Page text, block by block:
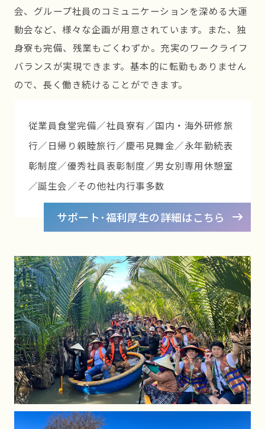
会、グループ社員のコミュニケーションを深める大運
動会など、様々な企画が用意されています。また、独
身寮も完備、残業もごくわずか。充実のワークライフ
バランスが実現できます。基本的に転勤もありません
ので、長く働き続けることができます。
従業員食堂完備／社員寮有／国内・海外研修旅
行／日帰り親睦旅行／慶弔見舞金／永年勤続表
彰制度／優秀社員表彰制度／男女別専用休憩室
／誕生会／その他社内行事多数
サポート･福利厚生の詳細はこちら